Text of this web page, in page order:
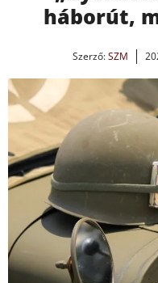
háborút,
Szerző:SZM